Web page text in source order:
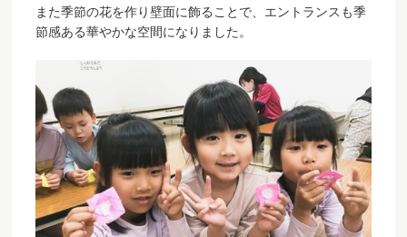
また季節の花を作り壁面に飾ることで、エントランスも季
節感ある華やかな空間になりました。